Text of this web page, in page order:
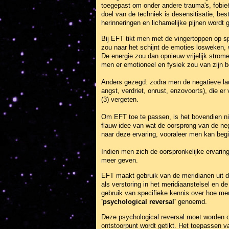
toegepast om onder andere trauma's,
doel van de techniek is desensitisatie,
herinneringen en lichamelijke pijnen wordt
Bij EFT tikt men met de vingertoppen op
zou naar het schijnt de emoties
De energie zou dan opnieuw vrijelijk
men er emotioneel en fysiek zou van zijn
Anders gezegd: zodra men de negatieve
angst, verdriet, onrust, enzovoorts), die er
(3) vergeten.
Om EFT toe te passen, is het bovendien
flauw idee van wat de oorsprong van de
naar deze ervaring, vooraleer men kan
Indien men zich de oorspronkelijke
meer geven.
EFT maakt gebruik van de meridianen uit
als verstoring in het meridiaanstelsel en
gebruik van specifieke kennis over hoe
'psychological reversal' genoemd.
Deze psychological reversal moet
ontstoorpunt wordt getikt. Het toepassen